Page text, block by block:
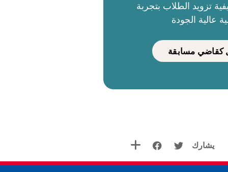
تزويد الطلاب بتجربة
عالية الجودة
مسابقة
يشارك